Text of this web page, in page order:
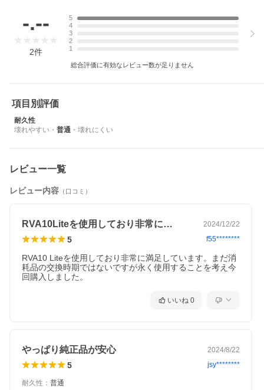
-.--
2件
5
4
3
2
1
総合評価に有効なレビュー数が足りません
項目別評価
耐久性
壊れやすい ・ 普通 ・ 壊れにくい
レビュー一覧
レビュー内容 （口コミ）
RVA10Liteを使用しており非常に… 2024/12/22
5 f55********
RVA10 Liteを使用しており非常に満足しています。まだ消
耗品の交換時期ではないですが永く使用することを考え今
回購入しました。
いいね 0
やっぱり純正品が安心 2024/8/22
5 jsy********
耐久性 ： 普通